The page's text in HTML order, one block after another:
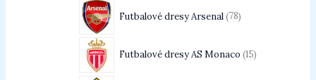
Futbalové dresy Arsenal 78
Futbalové dresy AS Monaco 15